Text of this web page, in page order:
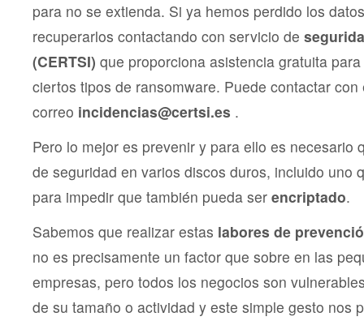
para no se extienda. Si ya hemos perdido los
recuperarlos contactando con servicio de
(CERTSI) que proporciona asistencia gratuita
ciertos tipos de ransomware. Puede contactar
correo incidencias@certsi.es .
Pero lo mejor es prevenir y para ello es necesario
de seguridad en varios discos duros, incluido uno
para impedir que también pueda ser encriptado.
Sabemos que realizar estas labores de
no es precisamente un factor que sobre en las
empresas, pero todos los negocios son
de su tamaño o actividad y este simple gesto nos